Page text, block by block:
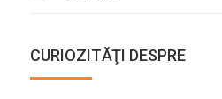
CURIOZITĂŢI DESPRE